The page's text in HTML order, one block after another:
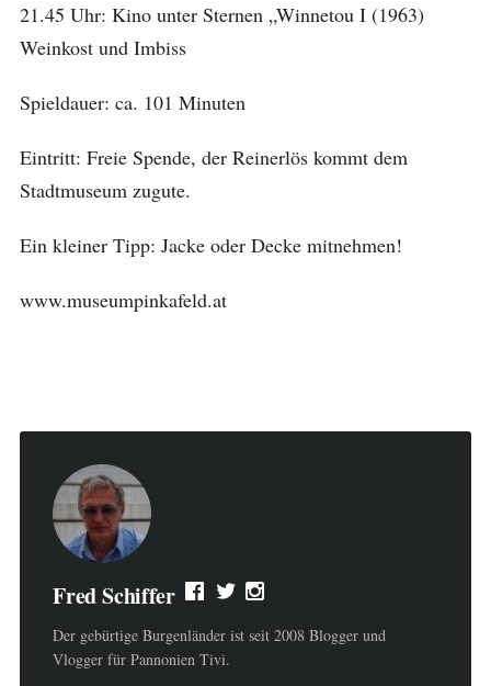
21.45 Uhr: Kino unter Sternen „Winnetou I (1963)
Weinkost und Imbiss
Spieldauer: ca. 101 Minuten
Eintritt: Freie Spende, der Reinerlös kommt dem
Stadtmuseum zugute.
Ein kleiner Tipp: Jacke oder Decke mitnehmen!
www.museumpinkafeld.at
Fred Schiffer
Der gebürtige Burgenländer ist seit 2008 Blogger und
Vlogger für Pannonien Tivi.